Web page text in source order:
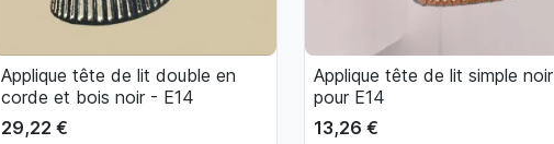
 Aperçu rapide
Applique tête de lit double en
corde et bois noir - E14
29,22 €
 Aperçu rapide
Applique tête de lit simple noir
pour E14
13,26 €